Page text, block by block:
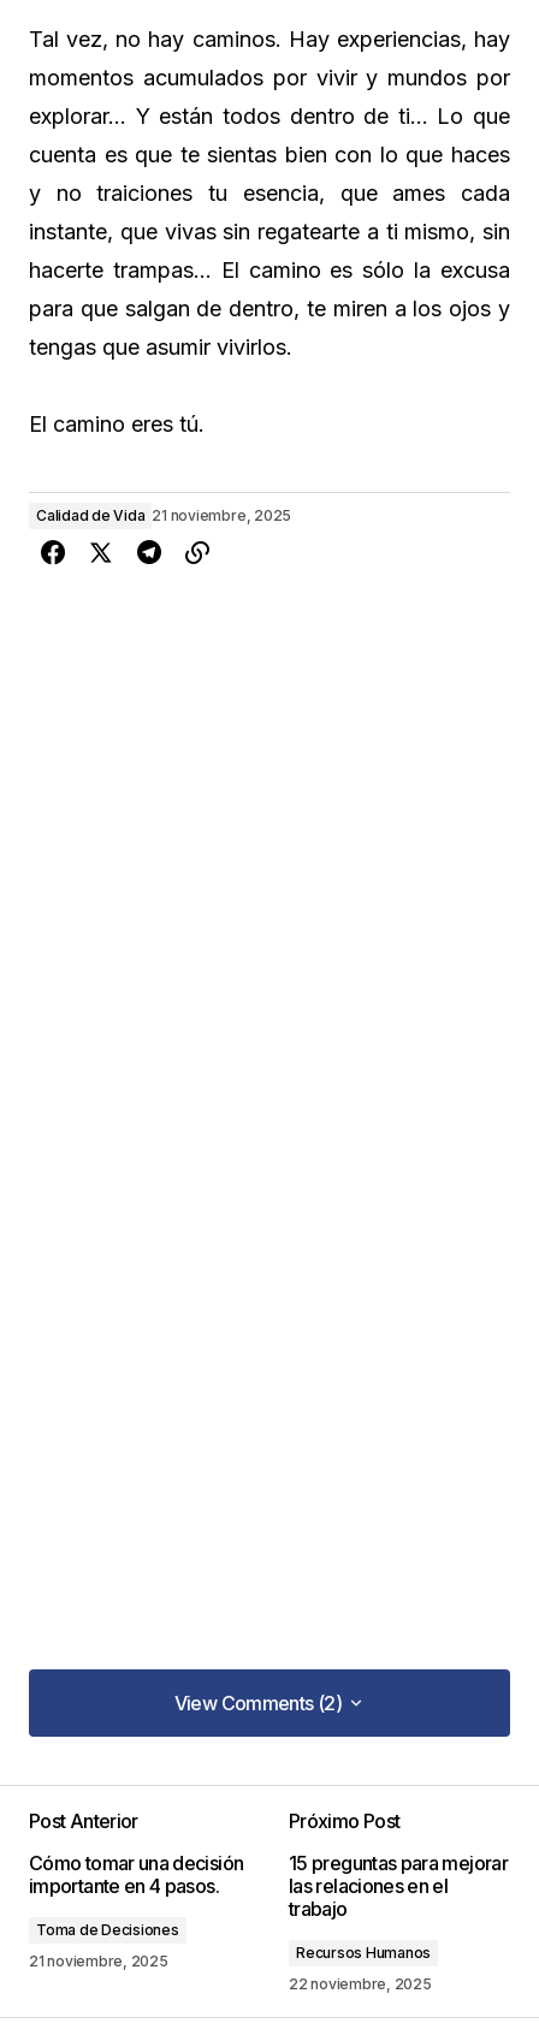
Tal vez, no hay caminos. Hay experiencias, hay
momentos acumulados por vivir y mundos por
explorar… Y están todos dentro de ti… Lo que
cuenta es que te sientas bien con lo que haces
y no traiciones tu esencia, que ames cada
instante, que vivas sin regatearte a ti mismo, sin
hacerte trampas… El camino es sólo la excusa
para que salgan de dentro, te miren a los ojos y
tengas que asumir vivirlos.
El camino eres tú.
Calidad de Vida 21 noviembre, 2025
View Comments (2)
View Comments (2)
EXCELENTES DOCUMENTOS Y ARTÍCULOS DE
CARÁCTER ECONÓMICO.
UBALDO
26 julio, 2016 at 10:18 am
Responder
Muchas gracias Ubaldo!
Post Anterior
Cómo tomar una decisión
importante en 4 pasos.
Toma de Decisiones
21 noviembre, 2025
Próximo Post
15 preguntas para mejorar
las relaciones en el
trabajo
Recursos Humanos
22 noviembre, 2025